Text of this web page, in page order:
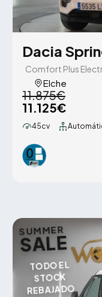
Dacia
Comfort Plus
Elche
11.875€
11.125€
45cv
SUMMER
SALE
TODO EL
STOCK
REBAJADO